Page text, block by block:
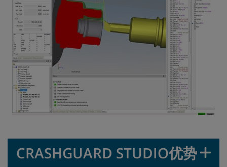
CRASHGUARD STUDIO优势